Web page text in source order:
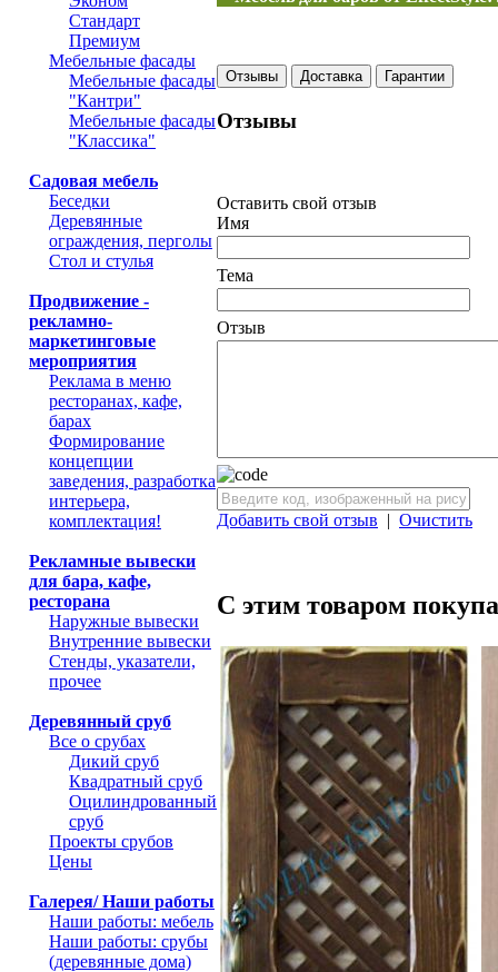
Стандарт
Премиум
Мебельные фасады
Мебельные фасады
"Кантри"
Мебельные фасады
"Классика"
Садовая мебель
Беседки
Деревянные
ограждения, перголы
Стол и стулья
Продвижение -
рекламно-
маркетинговые
мероприятия
Реклама в меню
ресторанах, кафе,
барах
Формирование
концепции
заведения, разработка
интерьера,
комплектация!
Рекламные вывески
для бара, кафе,
ресторана
Наружные вывески
Внутренние вывески
Стенды, указатели,
прочее
Деревянный сруб
Все о срубах
Дикий сруб
Квадратный сруб
Оцилиндрованный
сруб
Проекты срубов
Цены
Галерея/ Наши работы
Наши работы: мебель
Наши работы: срубы
(деревянные дома)
Отзывы Доставка Гарантии
Отзывы
Оставить свой отзыв
Имя
Тема
Отзыв
Добавить свой отзыв | Очистить
С этим товаром